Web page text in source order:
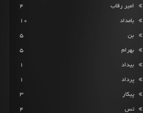
امیر رقاب 4
بامداد 10
بن 5
بهرام 5
بیداد 1
پرداد 1
پیکار 3
تس 4